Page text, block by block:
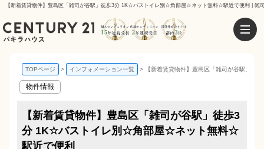
【新着賃貸物件】豊島区「雑司が谷駅」徒歩3分 1K☆バストイレ別☆角部屋☆ネット無料☆駅近で便利 | 雑
TOPページ インフォメーション一覧 【新着賃貸物件】豊島区「雑司が谷駅」
物件情報
【新着賃貸物件】豊島区「雑司が谷駅」徒歩3
分 1K☆バストイレ別☆角部屋☆ネット無料☆
駅近で便利